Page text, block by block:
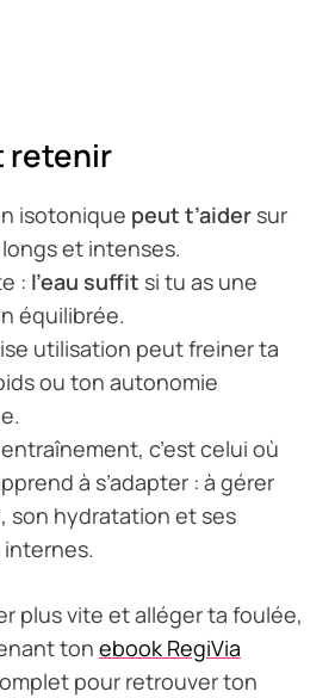
retenir
isotonique peut t’aider sur
et intenses.
: l’eau suffit si tu as une
équilibrée.
utilisation peut freiner ta
ou ton autonomie
c’est celui où
à s’adapter : à gérer
son hydratation et ses
plus vite et alléger ta foulée,
ton ebook RegiVia
pour retrouver ton